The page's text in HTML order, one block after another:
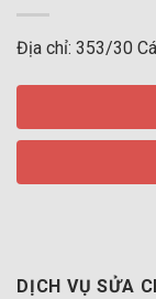
Địa chỉ: 353/30
DỊCH VỤ SỬA